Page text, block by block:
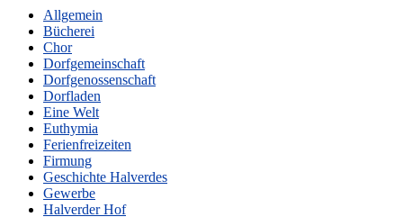
Allgemein
Bücherei
Chor
Dorfgemeinschaft
Dorfgenossenschaft
Dorfladen
Eine Welt
Euthymia
Ferienfreizeiten
Firmung
Geschichte Halverdes
Gewerbe
Halverder Hof